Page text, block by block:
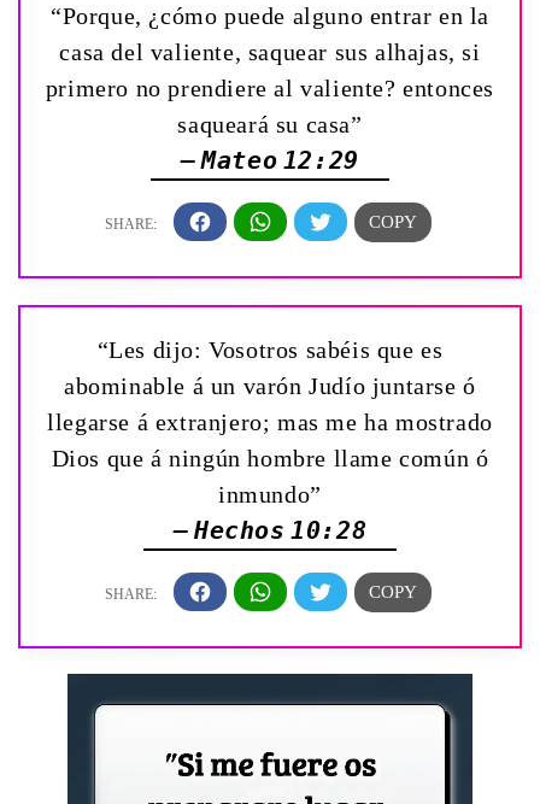
“Porque, ¿cómo puede alguno entrar en la
casa del valiente, saquear sus alhajas, si
primero no prendiere al valiente? entonces
saqueará su casa”
— Mateo 12:29
“Les dijo: Vosotros sabéis que es
abominable á un varón Judío juntarse ó
llegarse á extranjero; mas me ha mostrado
Dios que á ningún hombre llame común ó
inmundo”
— Hechos 10:28